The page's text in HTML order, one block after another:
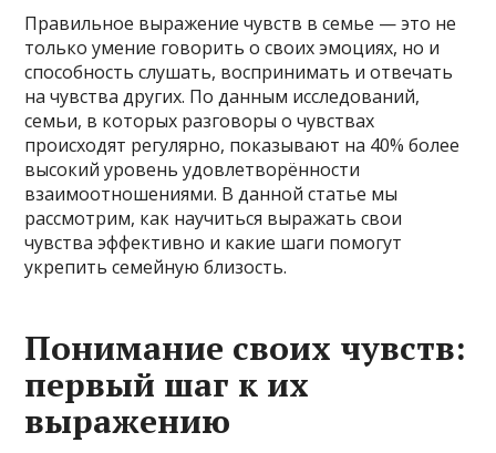
Правильное выражение чувств в семье — это не
только умение говорить о своих эмоциях, но и
способность слушать, воспринимать и отвечать
на чувства других. По данным исследований,
семьи, в которых разговоры о чувствах
происходят регулярно, показывают на 40% более
высокий уровень удовлетворённости
взаимоотношениями. В данной статье мы
рассмотрим, как научиться выражать свои
чувства эффективно и какие шаги помогут
укрепить семейную близость.
Понимание своих чувств:
первый шаг к их
выражению